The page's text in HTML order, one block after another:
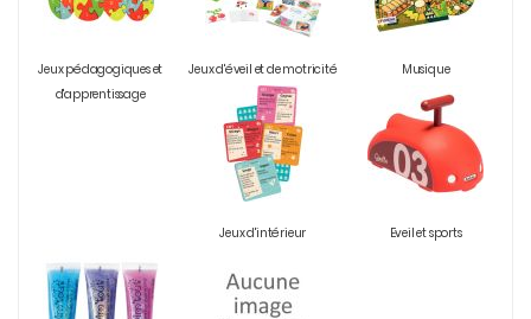
Jeux pédagogiques et
d'apprentissage
Jeux d'éveil et de motricité Musique
Jeux d'intérieur Eveil et sports